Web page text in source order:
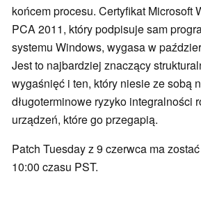
końcem procesu. Certyfikat Microsoft
PCA 2011, który podpisuje sam
systemu Windows, wygasa w
Jest to najbardziej znaczący
wygaśnięć i ten, który niesie ze sobą
długoterminowe ryzyko integralności
urządzeń, które go przegapią.
Patch Tuesday z 9 czerwca ma
10:00 czasu PST.